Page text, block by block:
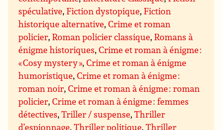
spéculative,Fiction dystopique,Fiction
historique alternative,Crime et roman
policier,Roman policier classique,Romans à
énigme historiques,Crime et roman à énigme :
« Cosy mystery »,Crime et roman à énigme
humoristique,Crime et roman à énigme :
roman noir,Crime et roman à énigme : roman
policier,Crime et roman à énigme : femmes
détectives,Triller / suspense,Thriller
d’espionnage,Thriller politique,Thriller